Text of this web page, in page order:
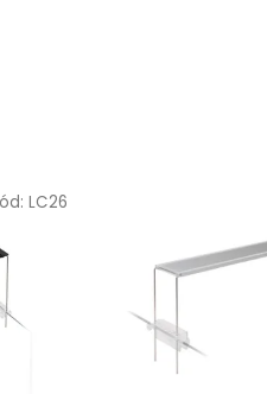
LC26